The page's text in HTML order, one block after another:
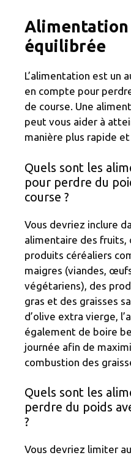
Alimentation
équilibrée
L’alimentation est un
en compte pour
de course. Une
peut vous aider à
manière plus rapide
Quels sont les
pour perdre du
course ?
Vous devriez inclure
alimentaire des fruits,
produits céréaliers
maigres (viandes,
végétariens), des
gras et des graisses
d’olive extra vierge,
également de boire
journée afin de
combustion des
Quels sont les
perdre du poids
?
Vous devriez limiter